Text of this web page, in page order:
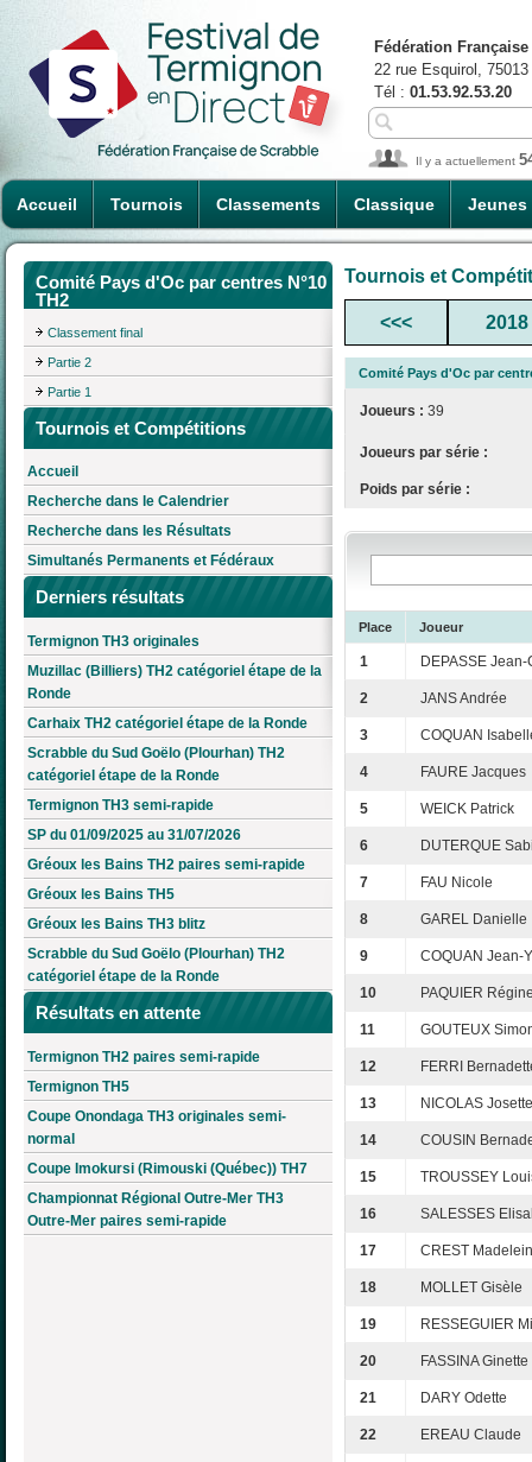
Accueil Tournois Classements Classique Jeunes
Fédération
22 rue Esquirol,
Tél : 01.53.92.53.20
Il y a actuellement
Comité Pays d'Oc par centres N°10
TH2
Classement final
Partie 2
Partie 1
Tournois et Compétitions
Accueil
Recherche dans le Calendrier
Recherche dans les Résultats
Simultanés Permanents et Fédéraux
Derniers résultats
Termignon TH3 originales
Muzillac (Billiers) TH2 catégoriel étape de la
Ronde
Carhaix TH2 catégoriel étape de la Ronde
Scrabble du Sud Goëlo (Plourhan) TH2
catégoriel étape de la Ronde
Termignon TH3 semi-rapide
SP du 01/09/2025 au 31/07/2026
Gréoux les Bains TH2 paires semi-rapide
Gréoux les Bains TH5
Gréoux les Bains TH3 blitz
Scrabble du Sud Goëlo (Plourhan) TH2
catégoriel étape de la Ronde
Résultats en attente
Termignon TH2 paires semi-rapide
Termignon TH5
Coupe Onondaga TH3 originales semi-
normal
Coupe Imokursi (Rimouski (Québec)) TH7
Championnat Régional Outre-Mer TH3
Outre-Mer paires semi-rapide
Tournois et
<<< 2018
Comité Pays d'Oc par
Joueurs : 39
Joueurs par série :
Poids par série :
Place Joueur
1 DEPASSE
2 JANS Andrée
3 COQUAN
4 FAURE Jacques
5 WEICK Patrick
6 DUTERQUE
7 FAU Nicole
8 GAREL Danielle
9 COQUAN Jean-
10 PAQUIER
11 GOUTEUX
12 FERRI
13 NICOLAS Josette
14 COUSIN
15 TROUSSEY
16 SALESSES
17 CREST
18 MOLLET Gisèle
19 RESSEGUIER
20 FASSINA Ginette
21 DARY Odette
22 EREAU Claude